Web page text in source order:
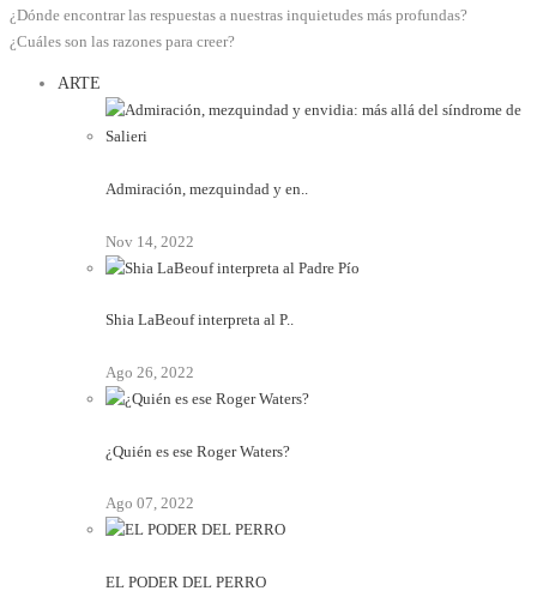
¿Dónde encontrar las respuestas a nuestras inquietudes más profundas?
¿Cuáles son las razones para creer?
ARTE
Admiración, mezquindad y en..
Nov 14, 2022
Shia LaBeouf interpreta al P..
Ago 26, 2022
¿Quién es ese Roger Waters?
Ago 07, 2022
EL PODER DEL PERRO